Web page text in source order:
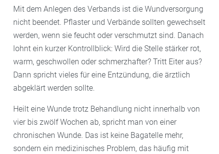
Mit dem Anlegen des Verbands ist die Wundversorgung
nicht beendet. Pflaster und Verbände sollten gewechselt
werden, wenn sie feucht oder verschmutzt sind. Danach
lohnt ein kurzer Kontrollblick: Wird die Stelle stärker rot,
warm, geschwollen oder schmerzhafter? Tritt Eiter aus?
Dann spricht vieles für eine Entzündung, die ärztlich
abgeklärt werden sollte.
Heilt eine Wunde trotz Behandlung nicht innerhalb von
vier bis zwölf Wochen ab, spricht man von einer
chronischen Wunde. Das ist keine Bagatelle mehr,
sondern ein medizinisches Problem, das häufig mit